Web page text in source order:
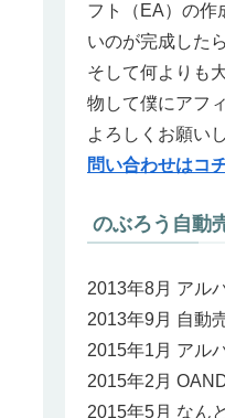
フト（EA）の作
いのが完成した
そして何よりも
物して僕にアフ
よろしくお願い
問い合わせはコ
のぶろう自動
2013年8月 アル
2013年9月 自動
2015年1月 アル
2015年2月
2015年5月 なん